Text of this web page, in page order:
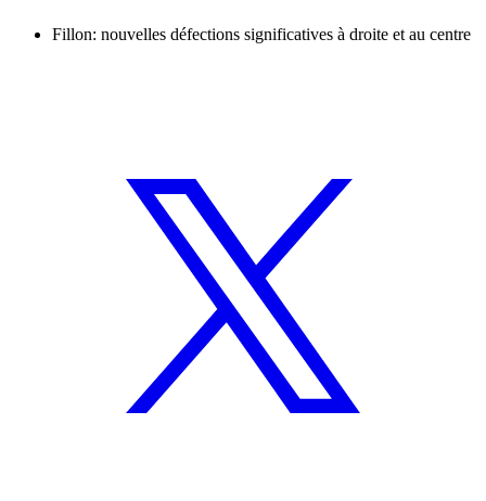
Fillon: nouvelles défections significatives à droite et au centre